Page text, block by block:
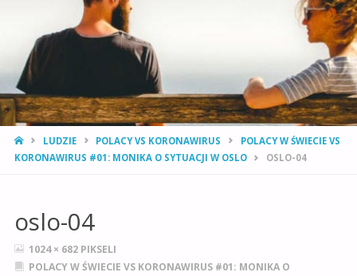
STRONA
GŁÓWNA
LUDZIE POLACY VS KORONAWIRUS
POLACY W ŚWIECIE VS
KORONAWIRUS #01: MONIKA O SYTUACJI W OSLO
OSLO-04
oslo-04
PEŁNY
ROZMIAR
1024 × 682 PIKSELI
POLACY W ŚWIECIE VS KORONAWIRUS #01: MONIKA O